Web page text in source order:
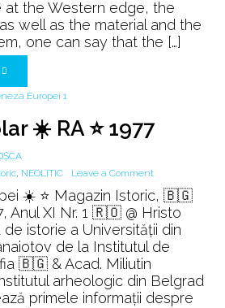
at the Western edge, the
well as the material and the
one can say that the […]
☀️ RA ⭐ 1977
NEOLITIC Leave a Commenton
Simbolul
solar
☀️
RA
1977
☀️ ⭐ Magazin Istoric, 🇧🇬
Anul XI Nr. 1 🇷🇴 @ Hristo
istorie a Universității din
de la Institutul de
🇧🇬 & Acad. Miliutin
arheologic din Belgrad
primele informații despre